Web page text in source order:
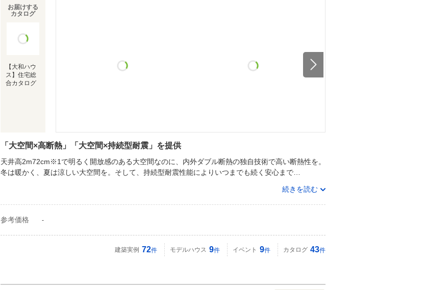
お届けする
カタログ
【大和ハウ
ス】住宅総
合カタログ
「大空間×高断熱」「大空間×持続型耐震」を提供
天井高2m72cm※1で明るく開放感のある大空間なのに、内外ダブル断熱の独自技術で高い断熱性を。
冬は暖かく、夏は涼しい大空間を。そして、持続型耐震性能によりいつまでも続く安心まで…
続きを読む
参考価格 -
建築実例 72件 モデルハウス 9件 イベント 9件 カタログ 43件